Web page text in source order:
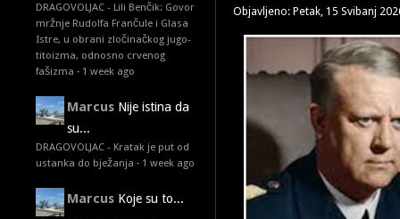
DRAGOVOLJAC - Lili Benčik: Govor
mržnje Rudolfa Frančule i Glasa
Istre, u obrani zločinačkog jugo-
titoizma, odnosno crvenog
fašizma · 1 week ago
Marcus Nije istina da
su...
DRAGOVOLJAC - Kratak je put od
ustanka do bježanja · 1 week ago
Marcus Koje su to...
Objavljeno: Petak, 15 Svibanj